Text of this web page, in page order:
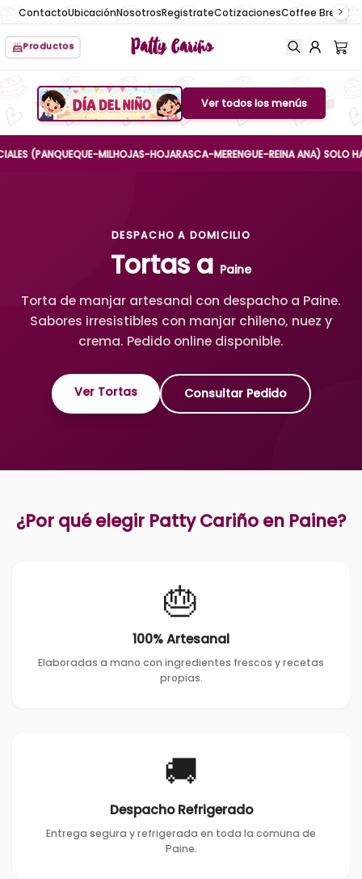
ContactoUbicaciónNosotrosRegistrateCotizacionesCoffee Break
Productos Patty Cariño
Boton de menu
Ver todos los menús
(PANQUEQUE-MILHOJAS-HOJARASCA-MERENGUE-REINA ANA) SOLO HASTA
DESPACHO A DOMICILIO
Tortas a Paine
Torta de manjar artesanal con despacho a Paine.
Sabores irresistibles con manjar chileno, nuez y
crema. Pedido online disponible.
Ver Tortas Consultar Pedido
¿Por qué elegir Patty Cariño en Paine?
🎂
100% Artesanal
Elaboradas a mano con ingredientes frescos y recetas
propias.
🚚
Despacho Refrigerado
Entrega segura y refrigerada en toda la comuna de
Paine.